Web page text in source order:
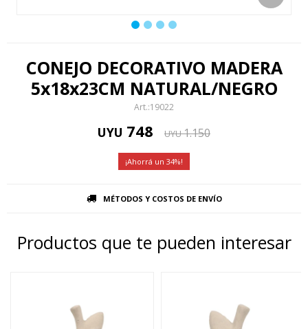
CONEJO DECORATIVO MADERA
5x18x23CM NATURAL/NEGRO
19022
UYU 748 UYU1.150
34
MÉTODOS Y COSTOS DE ENVÍO
Productos que te pueden interesar